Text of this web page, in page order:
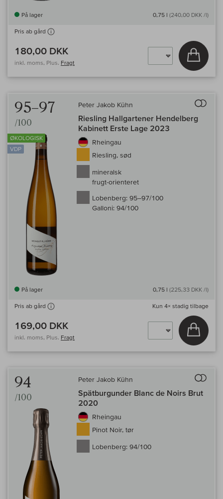
På lager 0,75 l (240,00 DKK /l)
Pris ab gård
180,00 DKK
inkl. moms, Plus. Fragt
Læg i
95–97
/100
ØKOLOGISK
VDP
Peter Jakob Kühn
Riesling Hallgartener Hendelberg
Kabinett Erste Lage 2023
Rheingau
Riesling, sød
mineralsk
frugt-orienteret
Lobenberg: 95–97/100
Galloni: 94/100
På lager 0,75 l (225,33 DKK /l)
Pris ab gård Kun 4× stadig tilbage
169,00 DKK
inkl. moms, Plus. Fragt
Læg i
94
/100
Peter Jakob Kühn
Spätburgunder Blanc de Noirs Brut
2020
Rheingau
Pinot Noir, tør
Lobenberg: 94/100